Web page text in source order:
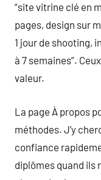
“site vitrine clé en
pages, design sur
1 jour de shooting,
à 7 semaines”.
valeur.
La page À propos
méthodes. J’y
confiance
diplômes quand ils